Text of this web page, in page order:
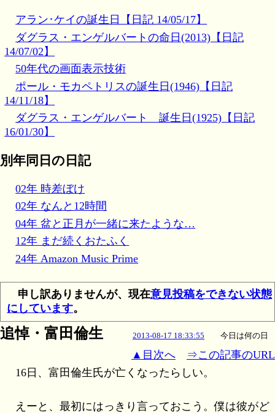
アラン･ケイの誕生日【日記 14/05/17】
ダグラス・エンゲルバートの命日(2013)【日記
14/07/02】
50年代の画面表示技術
ポール・モカペトリスの誕生日(1946)【日記
14/11/18】
ダグラス・エンゲルバート 誕生日(1925)【日記
16/01/30】
別年同日の日記
02年 時差ぼけ
02年 なんと12時間
04年 盆と正月が一緒に来たような…
12年 まだ続くおたふく
24年 Amazon Music Prime
申し訳ありませんが、現在意見投稿をできない状態
にしています。
追悼・富田倫生 2013-08-17 18:33:55 今日は何の日
▲目次へ
⇒この記事のURL
16日、富田倫生氏が亡くなったらしい。
えーと、最初にはっきり言っておこう。僕は彼がど